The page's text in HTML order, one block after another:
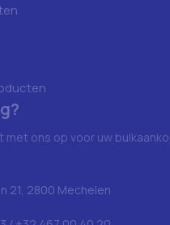
met ons op voor uw
21, 2800 Mechelen